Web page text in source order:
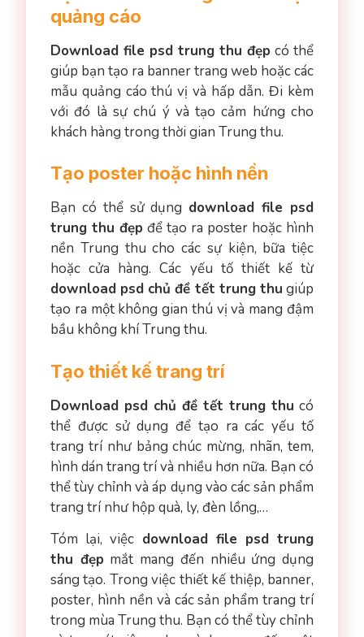
quảng cáo
Download file psd trung thu đẹp có thể
giúp bạn tạo ra banner trang web hoặc các
mẫu quảng cáo thú vị và hấp dẫn. Đi kèm
với đó là sự chú ý và tạo cảm hứng cho
khách hàng trong thời gian Trung thu.
Tạo poster hoặc hình nền
Bạn có thể sử dụng download file psd
trung thu đẹp để tạo ra poster hoặc hình
nền Trung thu cho các sự kiện, bữa tiệc
hoặc cửa hàng. Các yếu tố thiết kế từ
download psd chủ đề tết trung thu giúp
tạo ra một không gian thú vị và mang đậm
bầu không khí Trung thu.
Tạo thiết kế trang trí
Download psd chủ đề tết trung thu có
thể được sử dụng để tạo ra các yếu tố
trang trí như bảng chúc mừng, nhãn, tem,
hình dán trang trí và nhiều hơn nữa. Bạn có
thể tùy chỉnh và áp dụng vào các sản phẩm
trang trí như hộp quà, ly, đèn lồng,…
Tóm lại, việc download file psd trung
thu đẹpmắt mang đến nhiều ứng dụng
sáng tạo. Trong việc thiết kế thiệp, banner,
poster, hình nền và các sản phẩm trang trí
trong mùa Trung thu. Bạn có thể tùy chỉnh